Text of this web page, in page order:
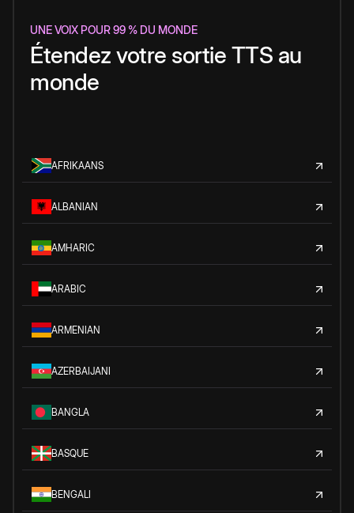
UNE VOIX POUR 99 % DU MONDE
Étendez votre sortie TTS au
monde
AFRIKAANS
ALBANIAN
AMHARIC
ARABIC
ARMENIAN
AZERBAIJANI
BANGLA
BASQUE
BENGALI